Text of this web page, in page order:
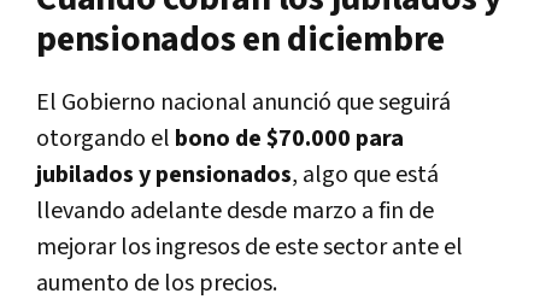
pensionados en diciembre
El Gobierno nacional anunció que seguirá
otorgando el bono de $70.000 para
jubilados y pensionados, algo que está
llevando adelante desde marzo a fin de
mejorar los ingresos de este sector ante el
aumento de los precios.